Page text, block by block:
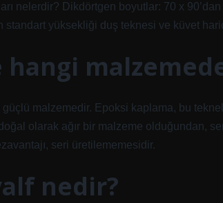
nelerdir? Dikdörtgen boyutlar: 70 x 90’dan
standart yüksekliği duş teknesi ve küvet
güçlü malzemedir. Epoksi kaplama, bu
olarak ağır bir malzeme olduğundan,
seri üretilememesidir.
nedir?